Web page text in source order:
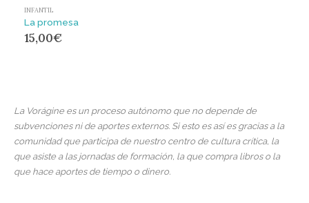
INFANTIL
La promesa
15,00€
La Vorágine es un proceso autónomo que no depende de
subvenciones ni de aportes externos. Si esto es así es gracias a la
comunidad que participa de nuestro centro de cultura crítica, la
que asiste a las jornadas de formación, la que compra libros o la
que hace aportes de tiempo o dinero.